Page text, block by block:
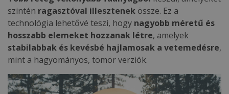
szintén ragasztóval illesztenek össze. Ez a
technológia lehetővé teszi, hogy nagyobb méretű és
hosszabb elemeket hozzanak létre, amelyek
stabilabbak és kevésbé hajlamosak a vetemedésre,
mint a hagyományos, tömör verziók.